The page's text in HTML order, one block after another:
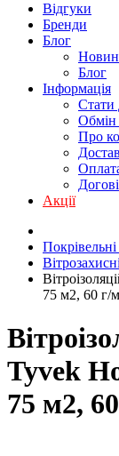
Відгуки
Бренди
Блог
Блог
Інформація
Стати
Обмін
Про
Акції
75 м2, 60 г/
Tyvek
75 м2,